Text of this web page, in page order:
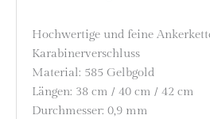
Hochwertige und feine
Karabinerverschluss
Material: 585 Gelbgold
Längen: 38 cm / 40 cm / 42 cm
Durchmesser: 0,9 mm